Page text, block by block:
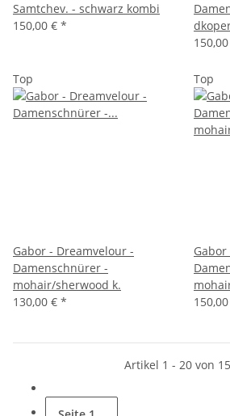
Samtchev. - schwarz kombi
150,00 € *
Top
Gabor - Dreamvelour -
Damenschnürer -
mohair/sherwood k.
130,00 € *
Top
Artikel 1 - 20 von